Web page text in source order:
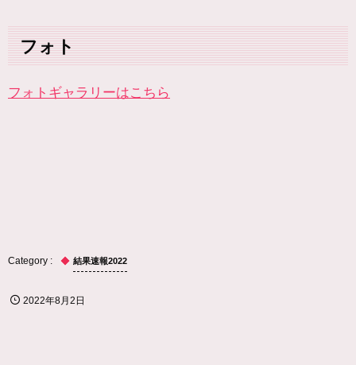
フォト
フォトギャラリーはこちら
結果速報2022
2022年8月2日